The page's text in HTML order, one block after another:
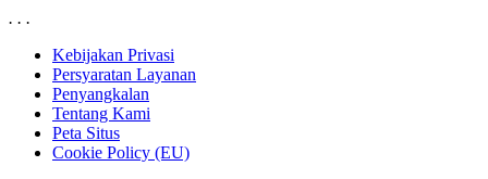
. . .
Skip
content
Kebijakan Privasi
Persyaratan Layanan
Penyangkalan
Tentang Kami
Peta Situs
Cookie Policy (EU)